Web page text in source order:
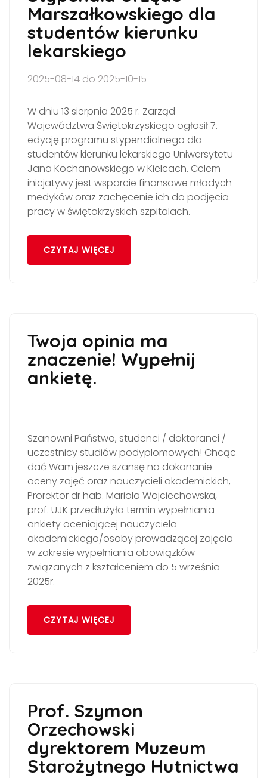
Marszałkowskiego dla
studentów kierunku
lekarskiego
2025-08-14 do 2025-10-15
W dniu 13 sierpnia 2025 r. Zarząd
Województwa Świętokrzyskiego ogłosił 7.
edycję programu stypendialnego dla
studentów kierunku lekarskiego Uniwersytetu
Jana Kochanowskiego w Kielcach. Celem
inicjatywy jest wsparcie finansowe młodych
medyków oraz zachęcenie ich do podjęcia
pracy w świętokrzyskich szpitalach.
CZYTAJ WIĘCEJ
Twoja opinia ma
znaczenie! Wypełnij
ankietę.
Szanowni Państwo, studenci / doktoranci /
uczestnicy studiów podyplomowych! Chcąc
dać Wam jeszcze szansę na dokonanie
oceny zajęć oraz nauczycieli akademickich,
Prorektor dr hab. Mariola Wojciechowska,
prof. UJK przedłużyła termin wypełniania
ankiety oceniającej nauczyciela
akademickiego/osoby prowadzącej zajęcia
w zakresie wypełniania obowiązków
związanych z kształceniem do 5 września
2025r.
CZYTAJ WIĘCEJ
Prof. Szymon
Orzechowski
dyrektorem Muzeum
Starożytnego Hutnictwa